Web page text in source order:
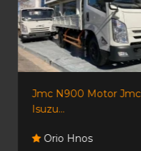
Jmc N900 Motor Jmc
Isuzu...
Orio Hnos